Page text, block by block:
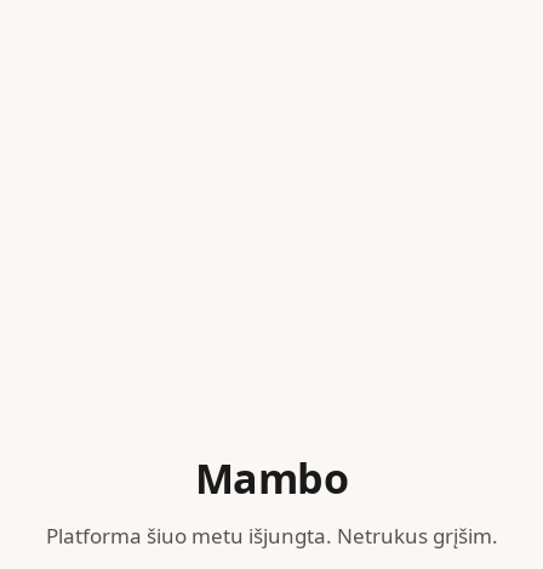
Mambo
Platforma šiuo metu išjungta. Netrukus grįšim.